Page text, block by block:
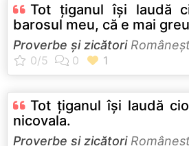
Tot ţiganul îşi laudă
barosul meu, că e mai
Proverbe și zicători
Tot ţiganul îşi laudă
nicovala.
Proverbe și zicători